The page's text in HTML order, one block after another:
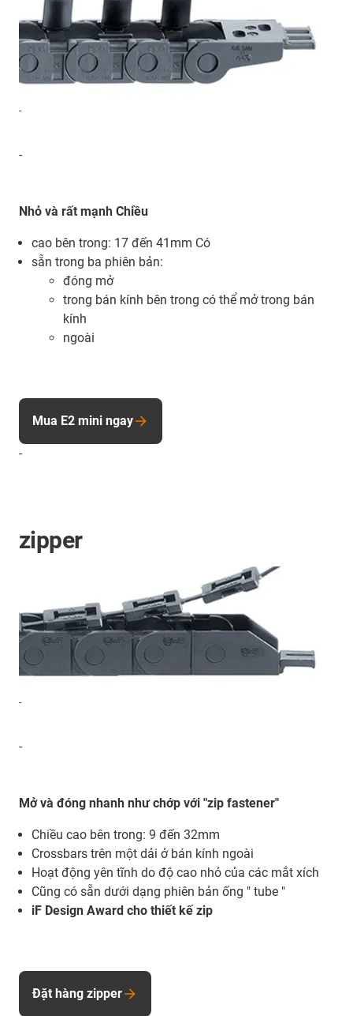
-
-
Nhỏ và rất mạnh Chiều
cao bên trong: 17 đến 41mm Có
sẵn trong ba phiên bản:
đóng mở
trong bán kính bên trong có thể mở trong bán
kính
ngoài
-
Mua E2 mini ngay
zipper
-
-
Mở và đóng nhanh như chớp với "zip fastener"
Chiều cao bên trong: 9 đến 32mm
Crossbars trên một dải ở bán kính ngoài
Hoạt động yên tĩnh do độ cao nhỏ của các mắt xích
Cũng có sẵn dưới dạng phiên bản ống " tube "
iF Design Award cho thiết kế zip
Đặt hàng zipper